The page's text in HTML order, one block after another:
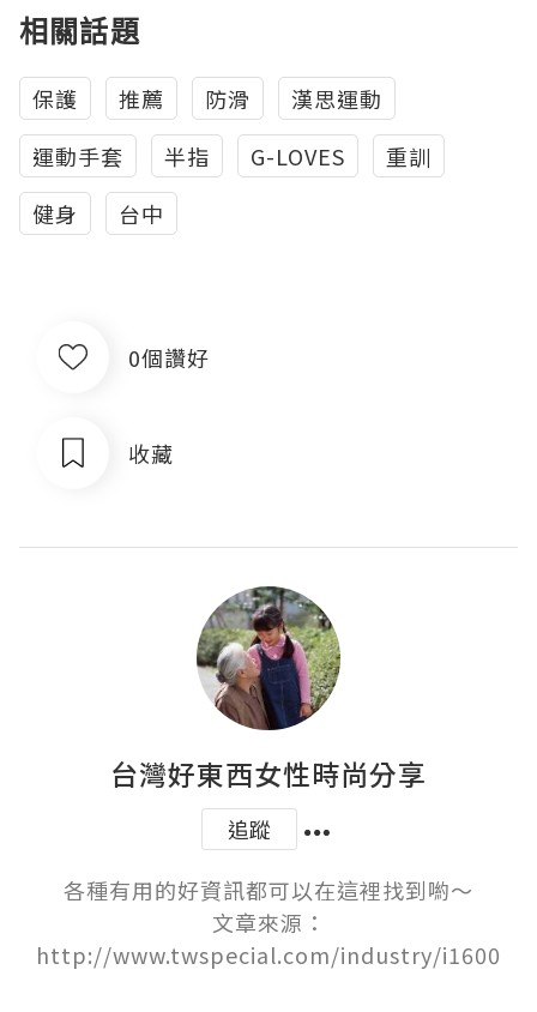
相關話題
保護 推薦 防滑
漢思運動
運動手套
半指 G-LOVES
重訓
健身
台中
0個讚好
收藏
台灣好東西女性時尚分享
追蹤
各種有用的好資訊都可以在這裡找到喲～
文章來源：
http://www.twspecial.com/industry/i1600